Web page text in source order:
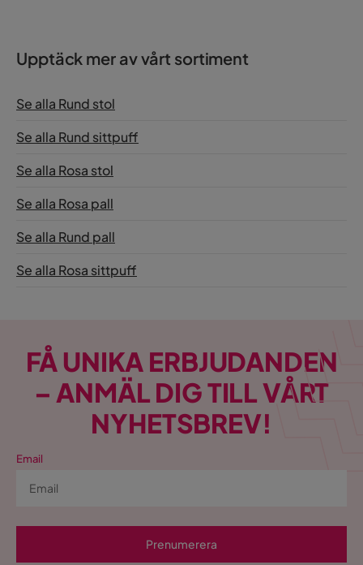
Upptäck mer av vårt sortiment
Se alla Rund stol
Se alla Rund sittpuff
Se alla Rosa stol
Se alla Rosa pall
Se alla Rund pall
Se alla Rosa sittpuff
FÅ UNIKA ERBJUDANDEN
– ANMÄL DIG TILL VÅRT
NYHETSBREV!
Email
Prenumerera